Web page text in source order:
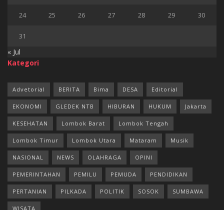
24 25 26 27 28 29 30
31
« Jul
Kategori
Advetorial BERITA Bima DESA Editorial
EKONOMI GLEDEK NTB HIBURAN HUKUM Jakarta
KESEHATAN Lombok Barat Lombok Tengah
Lombok Timur Lombok Utara Mataram Musik
NASIONAL NEWS OLAHRAGA OPINI
PEMERINTAHAN PEMILU PEMUDA PENDIDIKAN
PERTANIAN PILKADA POLITIK SOSOK SUMBAWA
WISATA